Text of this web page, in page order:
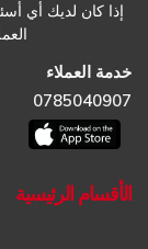
إذا كان لديك أي
العمل لدينا
خدمة العملاء
0785040907
الأقسام الرئيسية